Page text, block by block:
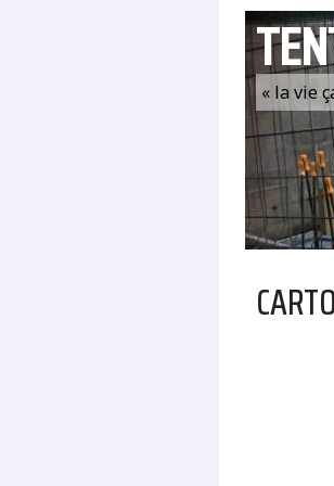
« la vie